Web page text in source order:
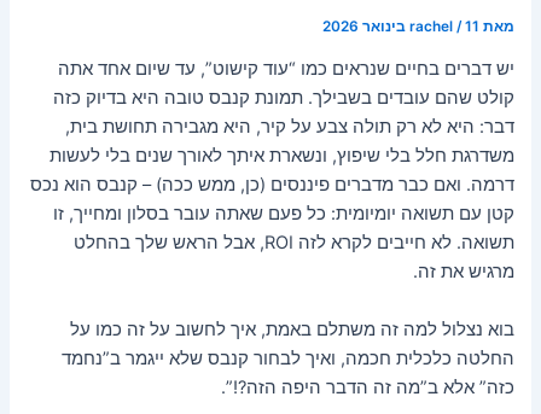
מאת rachel /11 בינואר 2026
יש דברים בחיים שנראים כמו “עוד קישוט”, עד שיום אחד אתה
קולט שהם עובדים בשבילך. תמונת קנבס טובה היא בדיוק כזה
דבר: היא לא רק תולה צבע על קיר, היא מגבירה תחושת בית,
משדרגת חלל בלי שיפוץ, ונשארת איתך לאורך שנים בלי לעשות
דרמה. ואם כבר מדברים פיננסים (כן, ממש ככה) – קנבס הוא נכס
קטן עם תשואה יומיומית: כל פעם שאתה עובר בסלון ומחייך, זו
תשואה. לא חייבים לקרא לזה ROI, אבל הראש שלך בהחלט
מרגיש את זה.
בוא נצלול למה זה משתלם באמת, איך לחשוב על זה כמו על
החלטה כלכלית חכמה, ואיך לבחור קנבס שלא ייגמר ב”נחמד
כזה” אלא ב”מה זה הדבר היפה הזה?!”.